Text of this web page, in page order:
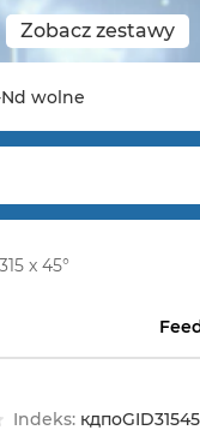
Zobacz zestawy
wolne
x 45°
Indeks: кдпоGID31545